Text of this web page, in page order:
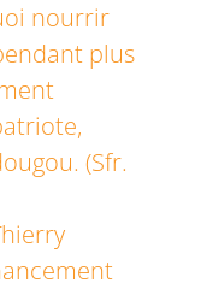
nourrir
plus
(Sfr.